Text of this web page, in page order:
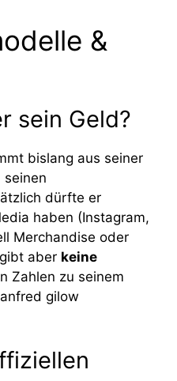
&
sein Geld?
bislang aus seiner
seinen
dürfte er
haben (Instagram,
Merchandise oder
aber keine
Zahlen zu seinem
gilow